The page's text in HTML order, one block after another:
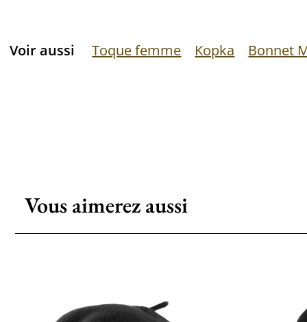
Voir aussi Toque femme Kopka Bonnet
Vous aimerez aussi